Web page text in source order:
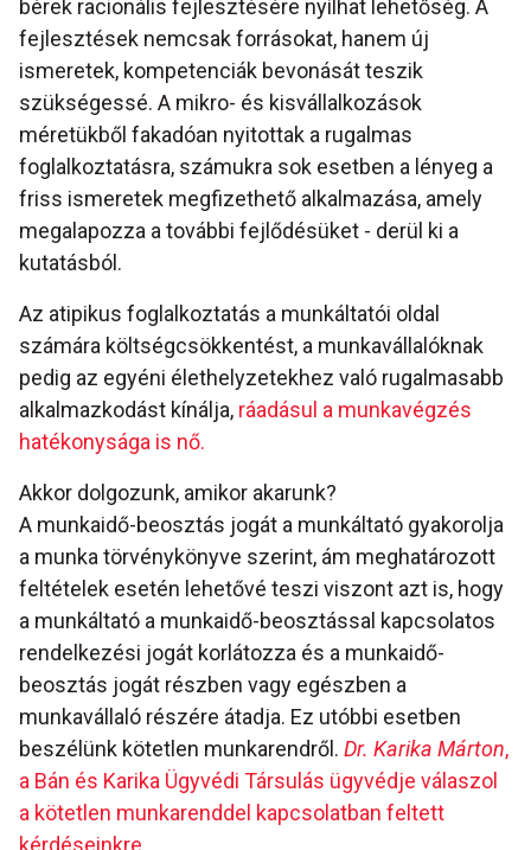
bérek racionális fejlesztésére nyílhat lehetőség. A
fejlesztések nemcsak forrásokat, hanem új
ismeretek, kompetenciák bevonását teszik
szükségessé. A mikro- és kisvállalkozások
méretükből fakadóan nyitottak a rugalmas
foglalkoztatásra, számukra sok esetben a lényeg a
friss ismeretek megfizethető alkalmazása, amely
megalapozza a további fejlődésüket - derül ki a
kutatásból.
Az atipikus foglalkoztatás a munkáltatói oldal
számára költségcsökkentést, a munkavállalóknak
pedig az egyéni élethelyzetekhez való rugalmasabb
alkalmazkodást kínálja, ráadásul a munkavégzés
hatékonysága is nő.
Akkor dolgozunk, amikor akarunk?
A munkaidő-beosztás jogát a munkáltató gyakorolja
a munka törvénykönyve szerint, ám meghatározott
feltételek esetén lehetővé teszi viszont azt is, hogy
a munkáltató a munkaidő-beosztással kapcsolatos
rendelkezési jogát korlátozza és a munkaidő-
beosztás jogát részben vagy egészben a
munkavállaló részére átadja. Ez utóbbi esetben
beszélünk kötetlen munkarendről. Dr. Karika Márton,
a Bán és Karika Ügyvédi Társulás ügyvédje válaszol
a kötetlen munkarenddel kapcsolatban feltett